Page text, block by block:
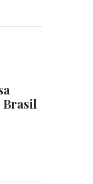
Brasil